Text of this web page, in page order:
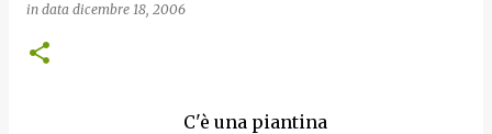
in data dicembre 18, 2006
C'è una piantina